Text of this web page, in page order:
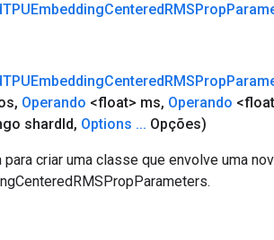
TPUEmbeddingCenteredRMSProp
TPUEmbeddingCenteredRMSProp
, Operando <float> ms, Operando
shardId, Options ... Opções)
criar uma classe que envolve uma